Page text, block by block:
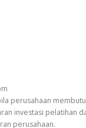
perusahaan
investasi pelatihan
perusahaan.